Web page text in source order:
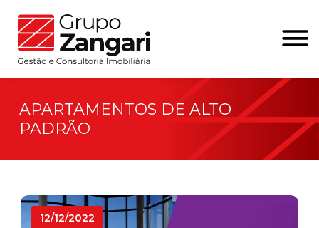
APARTAMENTOS DE ALTO
PADRÃO
12/12/2022